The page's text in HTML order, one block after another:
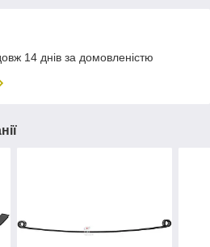
14 днів за домовленістю